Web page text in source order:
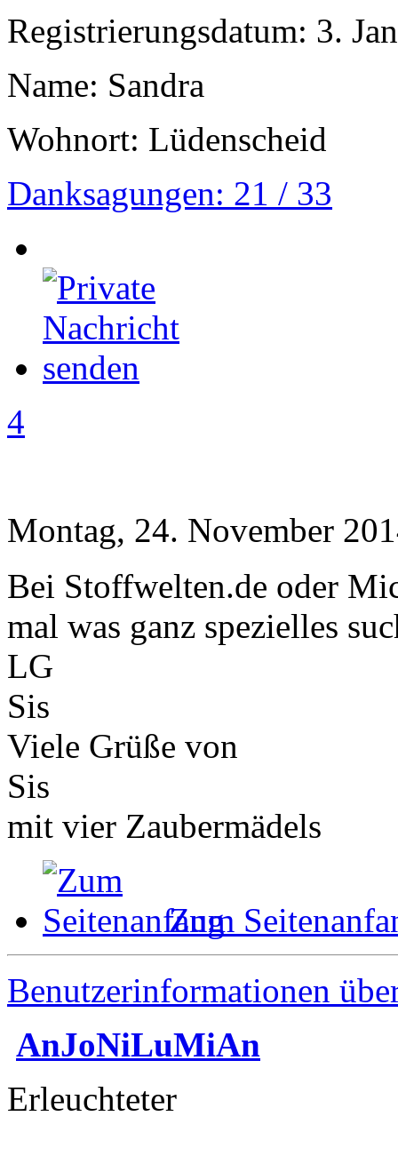
Registrierungsdatum: 3.
Name: Sandra
Wohnort: Lüdenscheid
Danksagungen: 21 / 33
4
Montag, 24. November
Bei Stoffwelten.de oder
mal was ganz spezielles
LG
Sis
Viele Grüße von
Sis
mit vier Zaubermädels
Zum
Benutzerinformationen
AnJoNiLuMiAn
Erleuchteter